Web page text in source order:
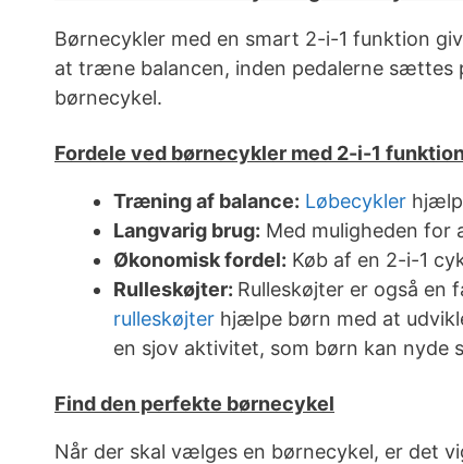
Børnecykler med en smart 2-i-1 funktion
at træne balancen, inden pedalerne sættes
børnecykel.
Fordele ved børnecykler med 2-i-1
Træning af balance: Løbecykler
Langvarig brug: Med muligheden for
Økonomisk fordel: Køb af en 2-i-1
Rulleskøjter: Rulleskøjter er også en
rulleskøjter hjælpe børn med at
en sjov aktivitet, som børn kan nyde
Find den perfekte børnecykel
Når der skal vælges en børnecykel, er det